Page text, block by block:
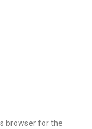
browser for the